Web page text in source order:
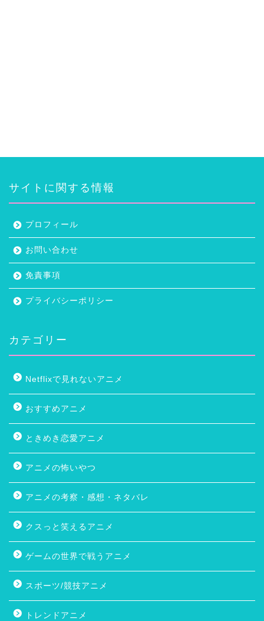
サイトに関する情報
プロフィール
お問い合わせ
免責事項
プライバシーポリシー
カテゴリー
Netflixで見れないアニメ
おすすめアニメ
ときめき恋愛アニメ
アニメの怖いやつ
アニメの考察・感想・ネタバレ
クスっと笑えるアニメ
ゲームの世界で戦うアニメ
スポーツ/競技アニメ
トレンドアニメ